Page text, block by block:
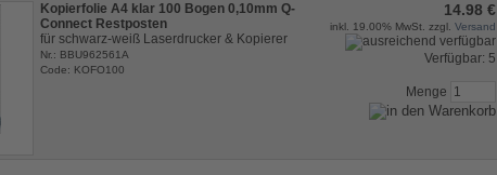
Kopierfolie A4 klar 100 Bogen 0,10mm Q-
Connect Restposten
für schwarz-weiß Laserdrucker & Kopierer
Nr.: BBU962561A
Code: KOFO100
14.98 €
inkl. 19.00% MwSt. zzgl. Versand
Verfügbar: 5
Menge